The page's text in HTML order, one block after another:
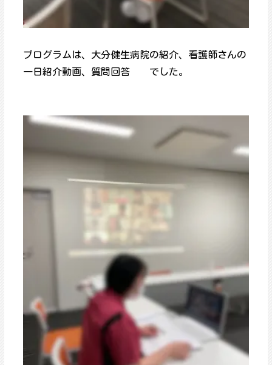
プログラムは、大分健生病院の紹介、看護師さんの
一日紹介動画、質問回答 でした。